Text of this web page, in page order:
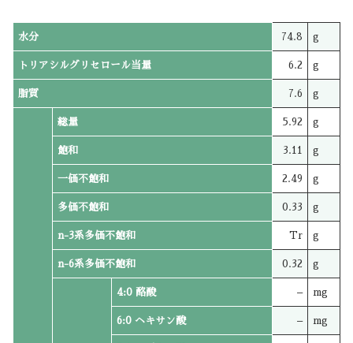
水分 74.8 g
トリアシルグリセロール当量 6.2 g
脂質 7.6 g
総量 5.92 g
飽和 3.11 g
一価不飽和 2.49 g
多価不飽和 0.33 g
n-3系多価不飽和 Tr g
n-6系多価不飽和 0.32 g
4:0 酪酸 – mg
6:0 ヘキサン酸 – mg